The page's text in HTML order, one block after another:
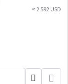
≈ 2 592 USD